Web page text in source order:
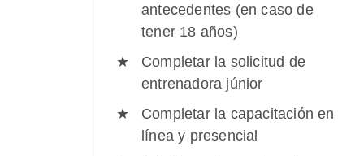
antecedentes (en caso de
tener 18 años)
Completar la solicitud de
entrenadora júnior
Completar la capacitación en
línea y presencial